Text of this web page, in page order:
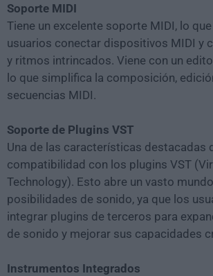
Soporte MIDI
Tiene un excelente soporte MIDI, lo
usuarios conectar dispositivos MIDI y
y ritmos intrincados. Viene con un
lo que simplifica la composición,
secuencias MIDI.
Soporte de Plugins VST
Una de las características destacadas
compatibilidad con los plugins VST
Technology). Esto abre un vasto
posibilidades de sonido, ya que los
integrar plugins de terceros para
de sonido y mejorar sus capacidades
Instrumentos Integrados